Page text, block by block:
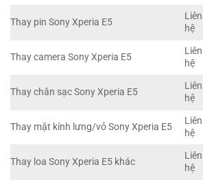
Thay pin Sony Xperia E5
Liên
hệ
Thay camera Sony Xperia E5
Liên
hệ
Thay chân sạc Sony Xperia E5
Liên
hệ
Thay mặt kính lưng/vỏ Sony Xperia E5
Liên
hệ
Thay loa Sony Xperia E5 khác
Liên
hệ